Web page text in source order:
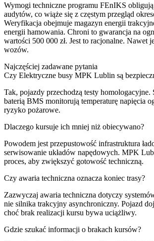
Wymogi techniczne programu FEnIKS
audytów, co wiąże się z częstym przegląd
Weryfikacja obejmuje magazyn energii
energii hamowania. Chroni to gwarancja na
wartości 500 000 zł. Jest to racjonalne. Nawet
wozów.
Najczęściej zadawane pytania
Czy Elektryczne busy MPK Lublin są
Tak, pojazdy przechodzą testy homologacyjne.
baterią BMS monitorują temperaturę napięcia
ryzyko pożarowe.
Dlaczego kursuje ich mniej niż obiecywano?
Powodem jest przepustowość infrastruktura
serwisowanie układów napędowych. MPK
proces, aby zwiększyć gotowość techniczną.
Czy awaria techniczna oznacza koniec trasy?
Zazwyczaj awaria techniczna dotyczy
nie silnika trakcyjny asynchroniczny. Pojazd
choć brak realizacji kursu bywa uciążliwy.
Gdzie szukać informacji o brakach kursów?